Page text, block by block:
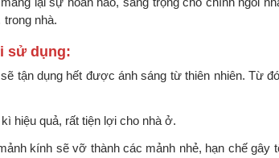
nhà.
sử dụng:
tận dụng hết được ánh sáng từ thiên nhiên. Từ
hiệu quả, rất tiện lợi cho nhà ở.
kính sẽ vỡ thành các mảnh nhẻ, hạn chế gây